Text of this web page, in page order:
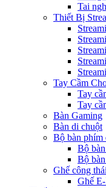
Tai
Thiết Bị
Tay Cầm
Tay
Tay
Bàn Gaming
Bàn di chuột
Bộ bàn phím
Bộ
Bộ
Ghế công
Ghế